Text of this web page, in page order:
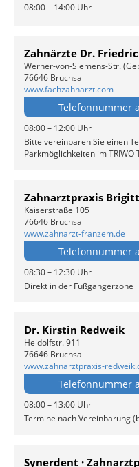
08:00 – 14:00 Uhr
Zahnärzte Dr.
Werner-von-Siemens-Str.
76646 Bruchsal
www.fachzahnarzt.com
Telefonnummer
08:00 – 12:00 Uhr
Bitte vereinbaren Sie einen
Parkmöglichkeiten im TRIWO
Zahnarztpraxis
Kaiserstraße 105
76646 Bruchsal
www.zahnarzt-franzem.de
Telefonnummer
08:30 – 12:30 Uhr
Direkt in der Fußgängerzone
Dr. Kirstin Redweik
Heidolfstr. 911
76646 Bruchsal
www.zahnarztpraxis-
Telefonnummer
08:00 – 13:00 Uhr
Termine nach Vereinbarung
Synerdent ·